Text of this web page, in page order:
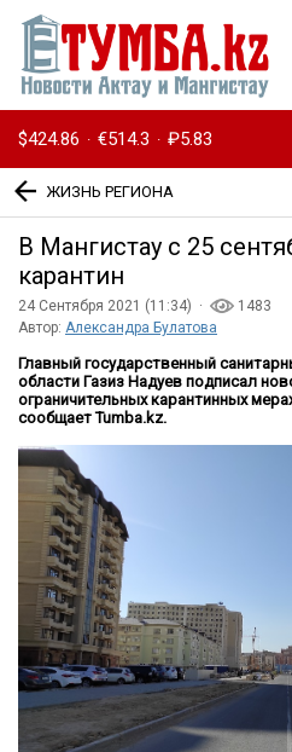
$424.86 · €514.3 · ₽5.83
ЖИЗНЬ РЕГИОНА
В Мангистау с 25
карантин
24 Сентября 2021 (11:34) ·
1483
Автор: Александра Булатова
Главный государственный
области Газиз Надуев подписал
ограничительных карантинных
сообщает Tumba.kz.